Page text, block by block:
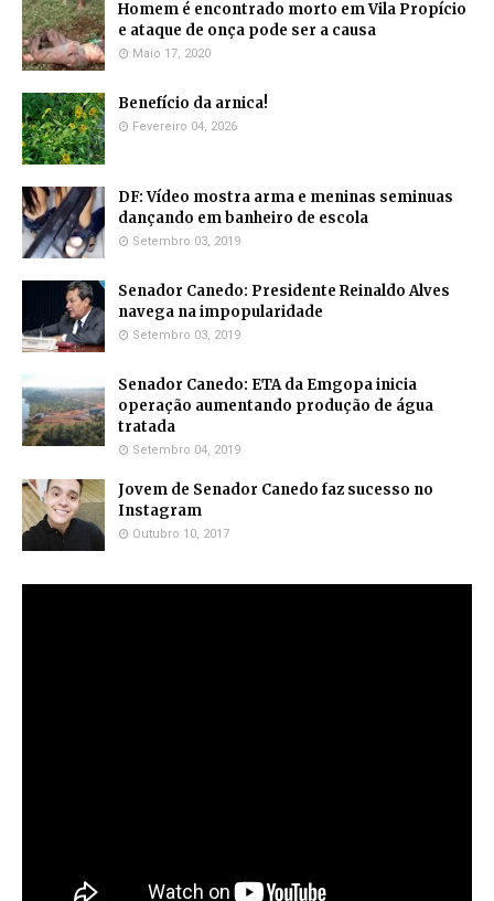
Homem é encontrado morto em Vila Propício
e ataque de onça pode ser a causa
Maio 17, 2020
Benefício da arnica!
Fevereiro 04, 2026
DF: Vídeo mostra arma e meninas seminuas
dançando em banheiro de escola
Setembro 03, 2019
Senador Canedo: Presidente Reinaldo Alves
navega na impopularidade
Setembro 03, 2019
Senador Canedo: ETA da Emgopa inicia
operação aumentando produção de água
tratada
Setembro 04, 2019
Jovem de Senador Canedo faz sucesso no
Instagram
Outubro 10, 2017